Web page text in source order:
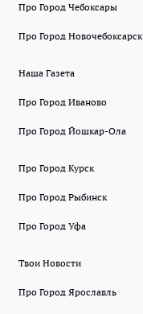
Про Город Чебоксары
Про Город Новочебоксарск
Наша Газета
Про Город Иваново
Про Город Йошкар-Ола
Про Город Курск
Про Город Рыбинск
Про Город Уфа
Твои Новости
Про Город Ярославль